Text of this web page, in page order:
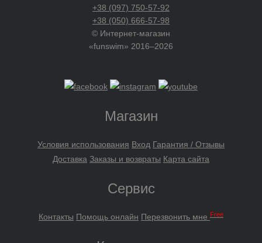
+38 (097) 750-57-92
+38 (050) 666-57-98
© Интернет-магазин
«funswim» 2016–2026
Магазин
Условия использования Вход Гарантия / Отзывы
Доставка Заказы и возвраты Карта сайта
Сервис
Контакты Помощь онлайн Перезвонить мне Free